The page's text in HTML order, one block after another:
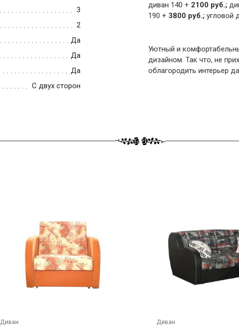
3
2
Да
Да
Да
С двух сторон
диван 140 + 2100 руб.;
190 + 3800 руб.; угловой
Уютный и
дизайном. Так что, не
облагородить интерьер
Диван Диван